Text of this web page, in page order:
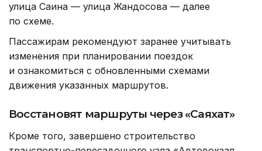
улица Саина — улица Жандосова — далее
по схеме.
Пассажирам рекомендуют заранее учитывать
изменения при планировании поездок
и ознакомиться с обновленными схемами
движения указанных маршрутов.
Восстановят маршруты через «Саяхат»
Кроме того, завершено строительство